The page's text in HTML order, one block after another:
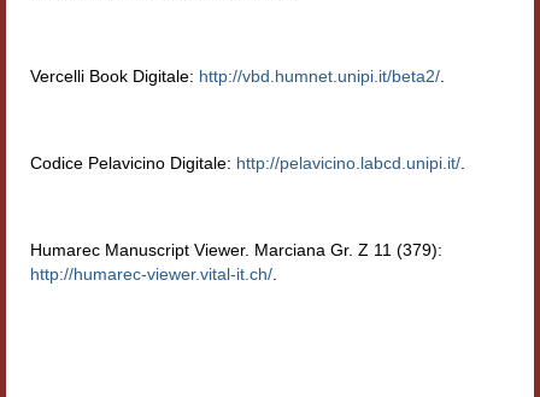
Vercelli Book Digitale: http://vbd.humnet.unipi.it/beta2/
Codice Pelavicino Digitale: http://pelavicino.labcd.unipi.it/
Humarec Manuscript Viewer. Marciana Gr. Z 11 (379):
http://humarec-viewer.vital-it.ch/